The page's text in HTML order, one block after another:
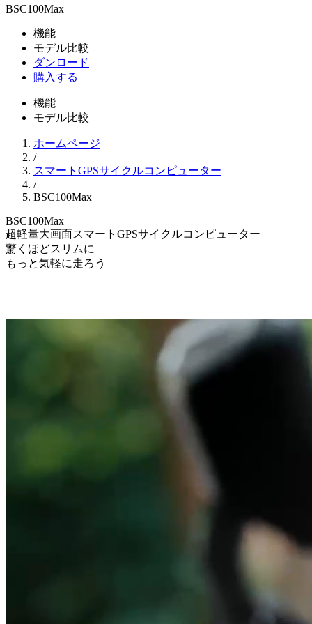
BSC100Max
機能
モデル比較
ダンロード
購入する
機能
モデル比較
ホームページ
/
スマートGPSサイクルコンピューター
/
BSC100Max
BSC100Max
超軽量大画面スマートGPSサイクルコンピューター
驚くほどスリムに
もっと気軽に走ろう